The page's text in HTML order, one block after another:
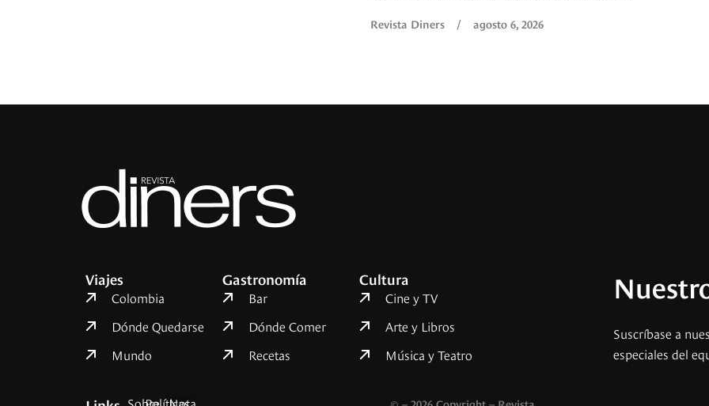
Revista Diners / agosto 6, 2026
Viajes
Colombia
Dónde Quedarse
Mundo
Gastronomía
Bar
Dónde Comer
Recetas
Cultura
Cine y TV
Arte y Libros
Música y Teatro
SobrePolíticas
Nota
Suscríbase a
especiales del